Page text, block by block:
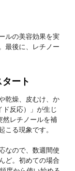
ルの美容効果を実
最後に、レチノー
ート
乾燥、皮むけ、か
反応）」が生じ
然レチノールを補
こる現象です。
なので、数週間使
ど。初めての場合